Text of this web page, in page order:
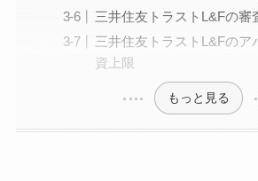
三井住友トラストL&Fの審
三井住友トラストL&Fのア
資上限
もっと見る